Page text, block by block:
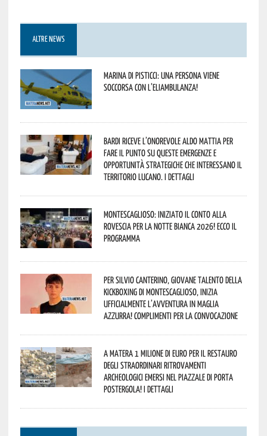
ALTRE NEWS
Marina di Pisticci: una persona viene
soccorsa con l’eliambulanza!
Bardi riceve l’onorevole Aldo Mattia per
fare il punto su queste emergenze e
opportunità strategiche che interessano il
territorio lucano. I dettagli
Montescaglioso: iniziato il conto alla
rovescia per la Notte Bianca 2026! Ecco il
programma
Per Silvio Canterino, giovane talento della
kickboxing di Montescaglioso, inizia
ufficialmente l’avventura in maglia
azzurra! Complimenti per la convocazione
A Matera 1 milione di euro per il restauro
degli straordinari ritrovamenti
archeologici emersi nel piazzale di Porta
Postergola! I dettagli